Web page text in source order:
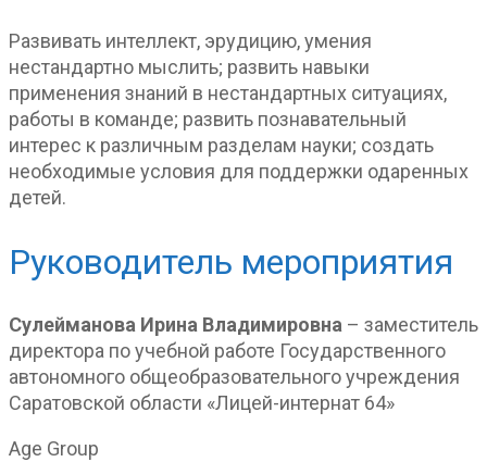
Развивать интеллект, эрудицию, умения
нестандартно мыслить; развить навыки
применения знаний в нестандартных ситуациях,
работы в команде; развить познавательный
интерес к различным разделам науки; создать
необходимые условия для поддержки одаренных
детей.
Руководитель мероприятия
Сулейманова Ирина Владимировна – заместитель
директора по учебной работе Государственного
автономного общеобразовательного учреждения
Саратовской области «Лицей-интернат 64»
Age Group